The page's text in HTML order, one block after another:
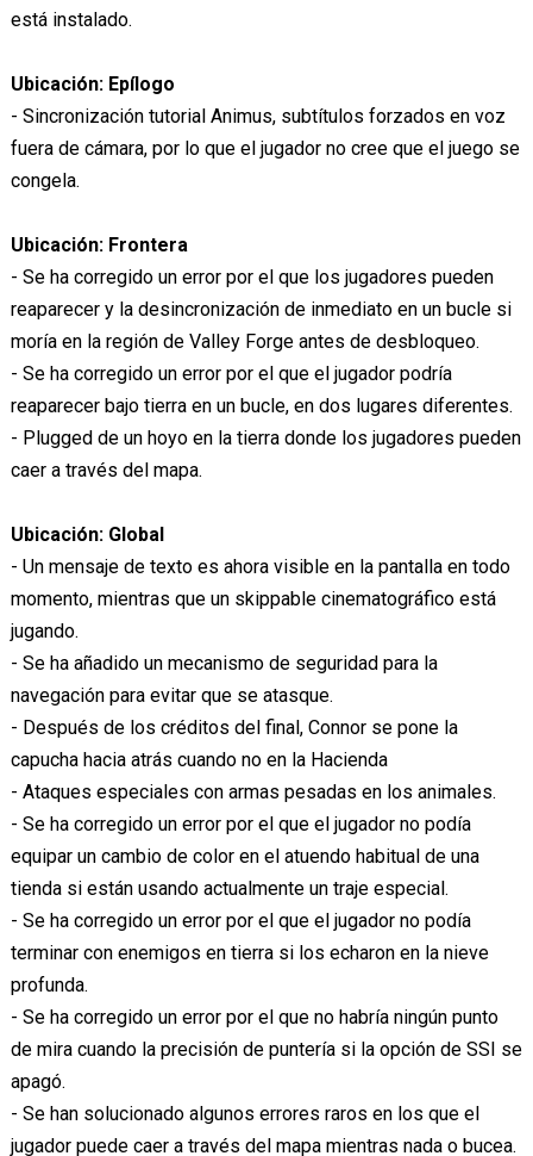
está instalado.
Ubicación: Epílogo
- Sincronización tutorial Animus, subtítulos forzados en voz
fuera de cámara, por lo que el jugador no cree que el juego se
congela.
Ubicación: Frontera
- Se ha corregido un error por el que los jugadores pueden
reaparecer y la desincronización de inmediato en un bucle si
moría en la región de Valley Forge antes de desbloqueo.
- Se ha corregido un error por el que el jugador podría
reaparecer bajo tierra en un bucle, en dos lugares diferentes.
- Plugged de un hoyo en la tierra donde los jugadores pueden
caer a través del mapa.
Ubicación: Global
- Un mensaje de texto es ahora visible en la pantalla en todo
momento, mientras que un skippable cinematográfico está
jugando.
- Se ha añadido un mecanismo de seguridad para la
navegación para evitar que se atasque.
- Después de los créditos del final, Connor se pone la
capucha hacia atrás cuando no en la Hacienda
- Ataques especiales con armas pesadas en los animales.
- Se ha corregido un error por el que el jugador no podía
equipar un cambio de color en el atuendo habitual de una
tienda si están usando actualmente un traje especial.
- Se ha corregido un error por el que el jugador no podía
terminar con enemigos en tierra si los echaron en la nieve
profunda.
- Se ha corregido un error por el que no habría ningún punto
de mira cuando la precisión de puntería si la opción de SSI se
apagó.
- Se han solucionado algunos errores raros en los que el
jugador puede caer a través del mapa mientras nada o bucea.